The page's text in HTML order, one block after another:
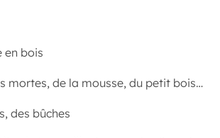
en bois
mortes, de la mousse, du petit bois…
des bûches